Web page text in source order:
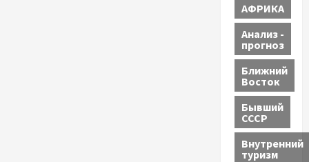
АФРИКА
Анализ -
прогноз
Ближний
Восток
Бывший
СССР
Внутренний
туризм